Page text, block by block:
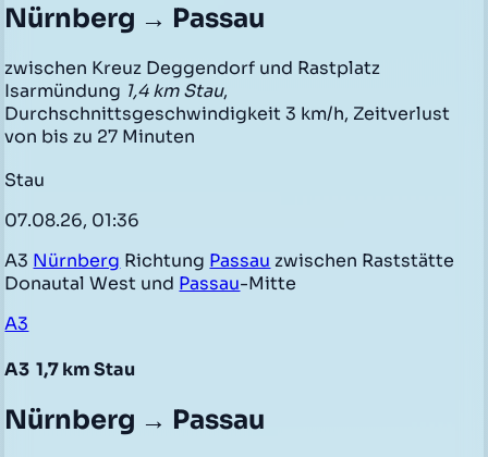
Nürnberg → Passau
zwischen Kreuz Deggendorf und Rastplatz
Isarmündung 1,4 km Stau,
Durchschnittsgeschwindigkeit 3 km/h, Zeitverlust
von bis zu 27 Minuten
Stau
07.08.26, 01:36
A3 Nürnberg Richtung Passau zwischen Raststätte
Donautal West und Passau-Mitte
A3
A3 1,7 km Stau
Nürnberg → Passau